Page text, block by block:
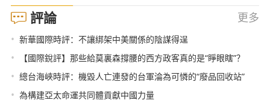
評論 更多
• 新華國際時評：不讓綁架中美關係的陰謀得逞
• 【國際銳評】那些給莫裏森撐腰的西方政客真的是“睜眼瞎”？
• 總台海峽時評：機毀人亡連發的台軍淪為可憐的“廢品回收站”
• 為構建亞太命運共同體貢獻中國力量